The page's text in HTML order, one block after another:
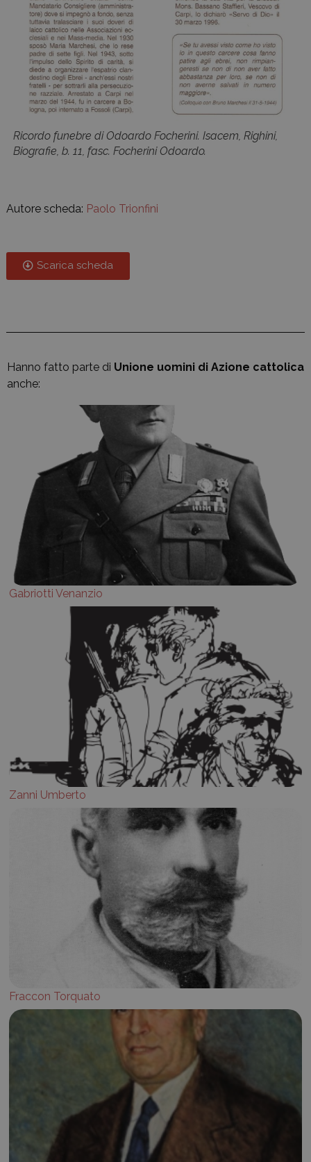
Ricordo funebre di Odoardo Focherini. Isacem, Righini,
Biografie, b. 11, fasc. Focherini Odoardo.
Autore scheda: Paolo Trionfini
Scarica scheda
Hanno fatto parte di Unione uomini di Azione cattolica
anche:
Gabriotti Venanzio
Zanni Umberto
Fraccon Torquato